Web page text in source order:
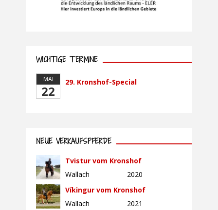
WICHTIGE TERMINE
MAI
22
29. Kronshof-Special
NEUE VERKAUFSPFERDE
Tvistur vom Kronshof
Wallach
2020
Víkingur vom Kronshof
Wallach
2021